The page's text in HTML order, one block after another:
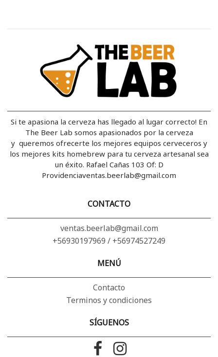
Si te apasiona la cerveza has llegado al lugar correcto! En
The Beer Lab somos apasionados por la cerveza
y queremos ofrecerte los mejores equipos cerveceros y
los mejores kits homebrew para tu cerveza artesanal sea
un éxito. Rafael Cañas 103 Of: D
Providenciaventas.beerlab@gmail.com
CONTACTO
ventas.beerlab@gmail.com
+56930197969 / +56974527249
MENÚ
Contacto
Terminos y condiciones
SÍGUENOS